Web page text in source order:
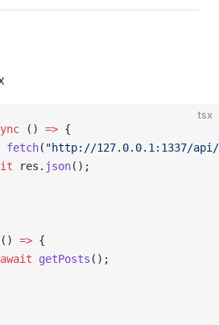
tsx
() => {
fetch( "http://127.0.0.1:1337/api/
res. json();
() => {
await getPosts ();